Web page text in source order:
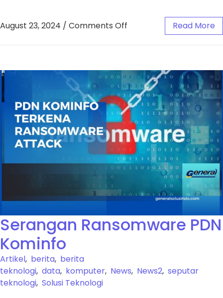
August 23, 2024 / Comments Off Read More
Serangan Ransomware PDN
Kominfo
Artikel, berita, berita
teknologi, data, komputer, News, News2, seputar
teknologi, Solusi Teknologi